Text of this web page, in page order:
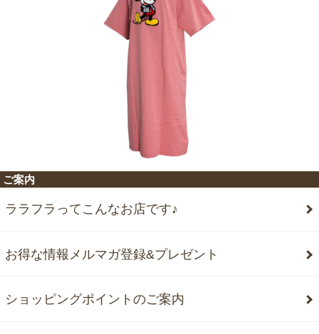
ご案内
ララフラってこんなお店です♪
お得な情報メルマガ登録&プレゼント
ショッピングポイントのご案内